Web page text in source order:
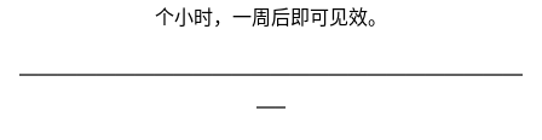
个小时，一周后即可见效。
——————————————————————————
—–